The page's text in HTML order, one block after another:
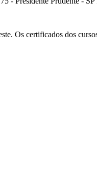
Os certificados dos